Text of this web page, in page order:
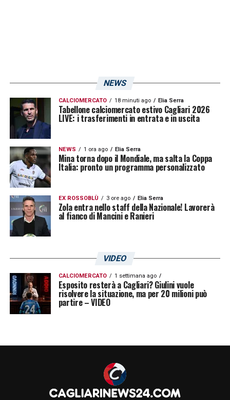
NEWS
CALCIOMERCATO 18 minuti ago Elia Serra
Tabellone calciomercato estivo Cagliari 2026
LIVE: i trasferimenti in entrata e in uscita
NEWS 1 ora ago Elia Serra
Mina torna dopo il Mondiale, ma salta la Coppa
Italia: pronto un programma personalizzato
EX ROSSOBLÙ 3 ore ago Elia Serra
Zola entra nello staff della Nazionale! Lavorerà
al fianco di Mancini e Ranieri
VIDEO
CALCIOMERCATO 1 settimana ago
Esposito resterà a Cagliari? Giulini vuole
risolvere la situazione, ma per 20 milioni può
partire – VIDEO